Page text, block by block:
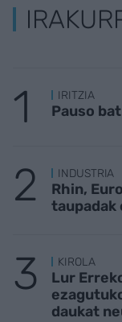
IRITZIA
Pauso
INDUSTRIA
Rhin,
taupadak
KIROLA
Lur
daukat